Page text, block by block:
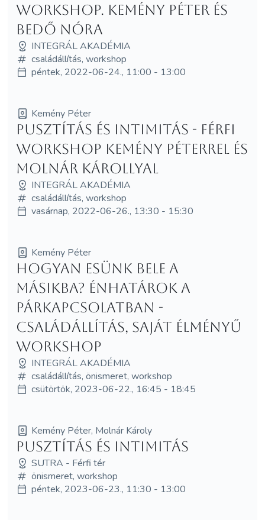
workshop. Kemény Péter és
Bedő Nóra
INTEGRÁL AKADÉMIA
családállítás, workshop
péntek, 2022-06-24., 11:00 - 13:00
Kemény Péter
Pusztítás és intimitás - férfi
workshop Kemény Péterrel és
Molnár Károllyal
INTEGRÁL AKADÉMIA
családállítás, workshop
vasárnap, 2022-06-26., 13:30 - 15:30
Kemény Péter
Hogyan esünk bele a
másikba? Énhatárok a
párkapcsolatban -
Családállítás, saját élményű
workshop
INTEGRÁL AKADÉMIA
családállítás, önismeret, workshop
csütörtök, 2023-06-22., 16:45 - 18:45
Kemény Péter, Molnár Károly
Pusztítás és Intimitás
SUTRA - Férfi tér
önismeret, workshop
péntek, 2023-06-23., 11:30 - 13:00